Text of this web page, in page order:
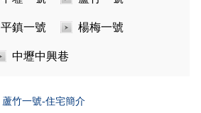
平鎮一號 楊梅一號
中壢中興巷
蘆竹一號-住宅簡介